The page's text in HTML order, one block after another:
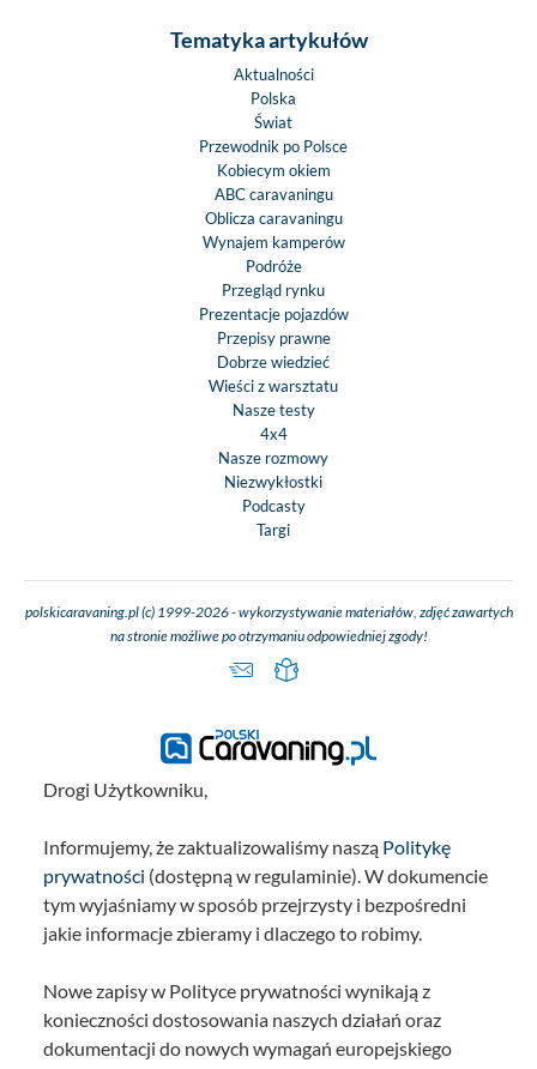
Tematyka artykułów
Aktualności
Polska
Świat
Przewodnik po Polsce
Kobiecym okiem
ABC caravaningu
Oblicza caravaningu
Wynajem kamperów
Podróże
Przegląd rynku
Prezentacje pojazdów
Przepisy prawne
Dobrze wiedzieć
Wieści z warsztatu
Nasze testy
4x4
Nasze rozmowy
Niezwykłostki
Podcasty
Targi
polskicaravaning.pl (c) 1999-2026 - wykorzystywanie materiałów, zdjęć zawartych
na stronie możliwe po otrzymaniu odpowiedniej zgody!
Drogi Użytkowniku,
Informujemy, że zaktualizowaliśmy naszą Politykę
prywatności (dostępną w regulaminie). W dokumencie
tym wyjaśniamy w sposób przejrzysty i bezpośredni
jakie informacje zbieramy i dlaczego to robimy.
Nowe zapisy w Polityce prywatności wynikają z
konieczności dostosowania naszych działań oraz
dokumentacji do nowych wymagań europejskiego